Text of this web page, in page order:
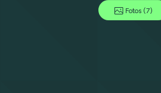
Fotos (7)